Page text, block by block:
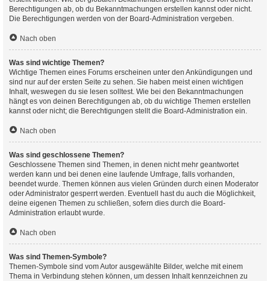
Berechtigungen ab, ob du Bekanntmachungen erstellen kannst oder nicht.
Die Berechtigungen werden von der Board-Administration vergeben.
Nach oben
Was sind wichtige Themen?
Wichtige Themen eines Forums erscheinen unter den Ankündigungen und
sind nur auf der ersten Seite zu sehen. Sie haben meist einen wichtigen
Inhalt, weswegen du sie lesen solltest. Wie bei den Bekanntmachungen
hängt es von deinen Berechtigungen ab, ob du wichtige Themen erstellen
kannst oder nicht; die Berechtigungen stellt die Board-Administration ein.
Nach oben
Was sind geschlossene Themen?
Geschlossene Themen sind Themen, in denen nicht mehr geantwortet
werden kann und bei denen eine laufende Umfrage, falls vorhanden,
beendet wurde. Themen können aus vielen Gründen durch einen Moderator
oder Administrator gesperrt werden. Eventuell hast du auch die Möglichkeit,
deine eigenen Themen zu schließen, sofern dies durch die Board-
Administration erlaubt wurde.
Nach oben
Was sind Themen-Symbole?
Themen-Symbole sind vom Autor ausgewählte Bilder, welche mit einem
Thema in Verbindung stehen können, um dessen Inhalt kennzeichnen zu